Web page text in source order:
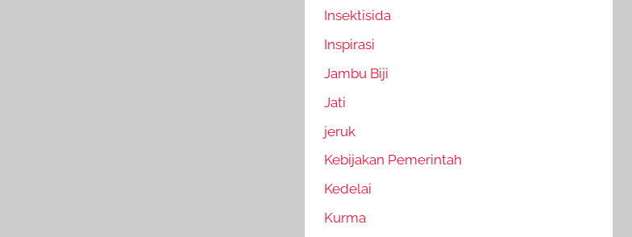
Insektisida
Inspirasi
Jambu Biji
Jati
jeruk
Kebijakan Pemerintah
Kedelai
Kurma